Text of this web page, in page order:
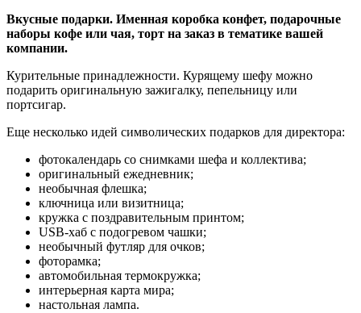
Вкусные подарки. Именная коробка конфет, подарочные
наборы кофе или чая, торт на заказ в тематике вашей
компании.
Курительные принадлежности. Курящему шефу можно
подарить оригинальную зажигалку, пепельницу или
портсигар.
Еще несколько идей символических подарков для директора:
фотокалендарь со снимками шефа и коллектива;
оригинальный ежедневник;
необычная флешка;
ключница или визитница;
кружка с поздравительным принтом;
USB-хаб с подогревом чашки;
необычный футляр для очков;
фоторамка;
автомобильная термокружка;
интерьерная карта мира;
настольная лампа.